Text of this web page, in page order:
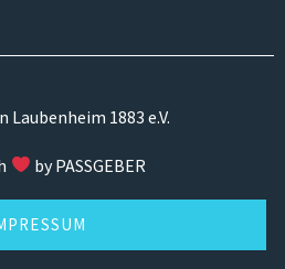
Laubenheim 1883 e.V.
by PASSGEBER